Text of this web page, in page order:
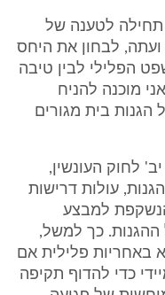
תחילה לטענה של
לבחון את היחס
הפלילי לבין טיבה
מוכנה להניח
בית מגורים
ראשון על סעיף 34 י' - יב' לחוק העונשין,
עולות דרישות
הנשקפת למבצע
ההגנות. כך למשל,
יישא באחריות פלילית אם
כדי להדוף תקיפה